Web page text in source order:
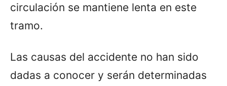
circulación se mantiene lenta en este
tramo.
Las causas del accidente no han sido
dadas a conocer y serán determinadas